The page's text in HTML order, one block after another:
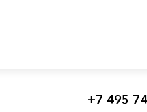
+7 495